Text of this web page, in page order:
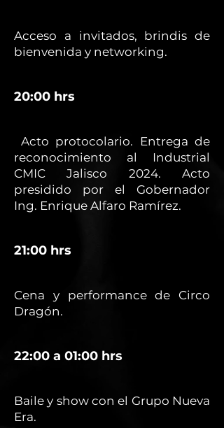
Acceso a invitados, brindis de
bienvenida y networking.
20:00 hrs
Acto protocolario. Entrega de
reconocimiento al Industrial
CMIC Jalisco 2024. Acto
presidido por el Gobernador
Ing. Enrique Alfaro Ramírez.
21:00 hrs
Cena y performance de Circo
Dragón.
22:00 a 01:00 hrs
Baile y show con el Grupo Nueva
Era.